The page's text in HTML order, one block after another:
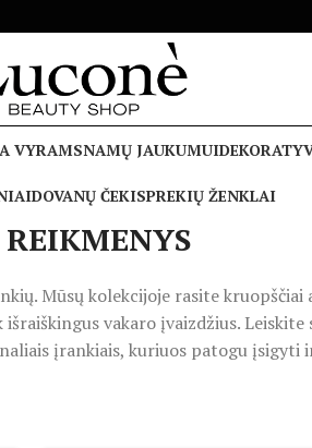
VYRAMSNAMŲ JAUKUMUI
DOVANŲ ČEKISPREKIŲ ŽENKLAI
REIKMENYS
Mūsų kolekcijoje rasite
vakaro įvaizdžius.
įrankiais, kuriuos patogu įsigyti